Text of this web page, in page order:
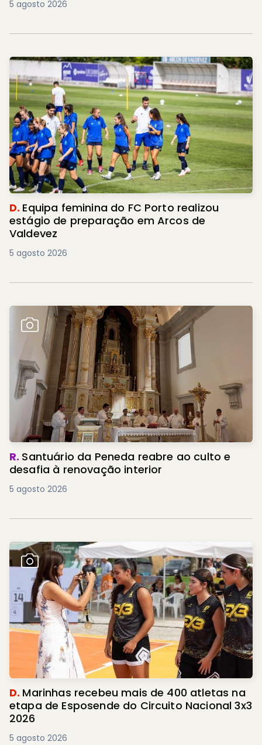
5 agosto 2026
D. Equipa feminina do FC Porto realizou
estágio de preparação em Arcos de
Valdevez
5 agosto 2026
R. Santuário da Peneda reabre ao culto e
desafia à renovação interior
5 agosto 2026
D. Marinhas recebeu mais de 400 atletas na
etapa de Esposende do Circuito Nacional 3x3
2026
5 agosto 2026